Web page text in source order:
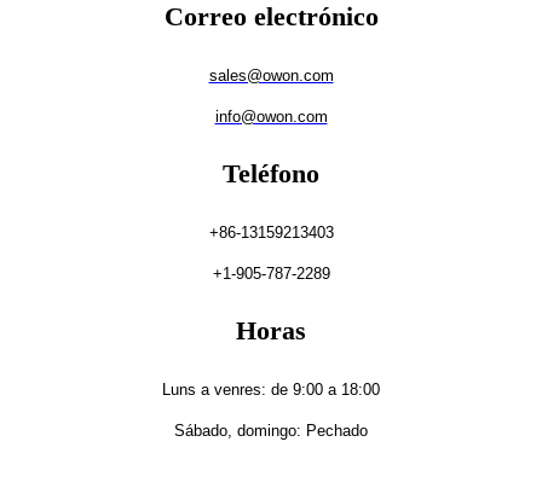
Correo electrónico
sales@owon.com
info@owon.com
Teléfono
+86-13159213403
+1-905-787-2289
Horas
Luns a venres: de 9:00 a 18:00
Sábado, domingo: Pechado